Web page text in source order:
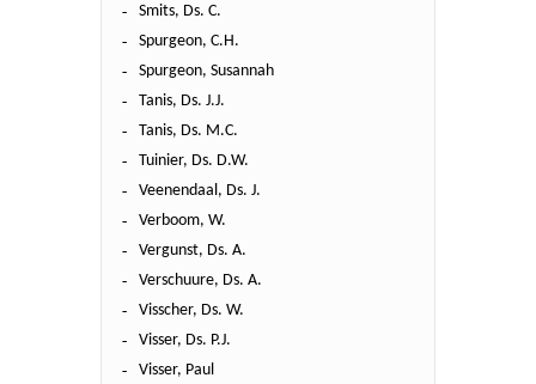
Smits, Ds. C.
Spurgeon, C.H.
Spurgeon, Susannah
Tanis, Ds. J.J.
Tanis, Ds. M.C.
Tuinier, Ds. D.W.
Veenendaal, Ds. J.
Verboom, W.
Vergunst, Ds. A.
Verschuure, Ds. A.
Visscher, Ds. W.
Visser, Ds. P.J.
Visser, Paul